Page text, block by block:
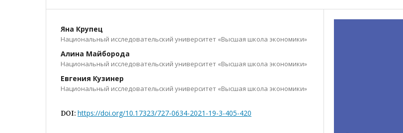
Яна Крупец
Национальный исследовательский университет «Высшая школа экономики»
Алина Майборода
Национальный исследовательский университет «Высшая школа экономики»
Евгения Кузинер
Национальный исследовательский университет «Высшая школа экономики»
DOI: https://doi.org/10.17323/727-0634-2021-19-3-405-420